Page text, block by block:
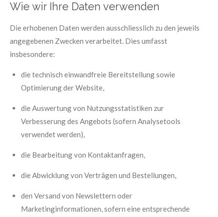
Wie wir Ihre Daten verwenden
Die erhobenen Daten werden ausschliesslich zu den jeweils
angegebenen Zwecken verarbeitet. Dies umfasst
insbesondere:
die technisch einwandfreie Bereitstellung sowie
Optimierung der Website,
die Auswertung von Nutzungsstatistiken zur
Verbesserung des Angebots (sofern Analysetools
verwendet werden),
die Bearbeitung von Kontaktanfragen,
die Abwicklung von Verträgen und Bestellungen,
den Versand von Newslettern oder
Marketinginformationen, sofern eine entsprechende